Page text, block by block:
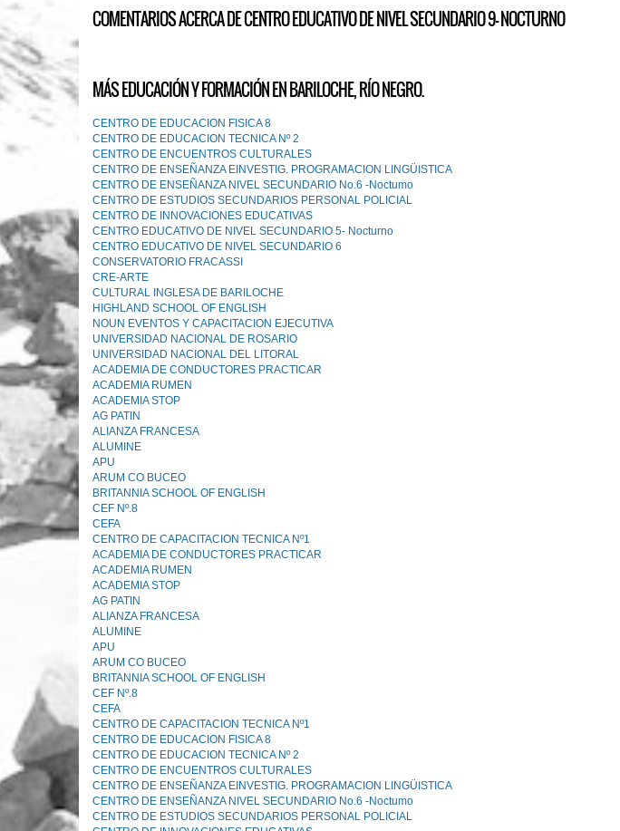
COMENTARIOS ACERCA DE CENTRO EDUCATIVO DE NIVEL SECUNDARIO 9- NOCTURNO
MÁS EDUCACIÓN Y FORMACIÓN EN BARILOCHE, RÍO NEGRO.
CENTRO DE EDUCACION FISICA 8
CENTRO DE EDUCACION TECNICA Nº 2
CENTRO DE ENCUENTROS CULTURALES
CENTRO DE ENSEÑANZA EINVESTIG. PROGRAMACION LINGÜISTICA
CENTRO DE ENSEÑANZA NIVEL SECUNDARIO No.6 -Noctumo
CENTRO DE ESTUDIOS SECUNDARIOS PERSONAL POLICIAL
CENTRO DE INNOVACIONES EDUCATIVAS
CENTRO EDUCATIVO DE NIVEL SECUNDARIO 5- Nocturno
CENTRO EDUCATIVO DE NIVEL SECUNDARIO 6
CONSERVATORIO FRACASSI
CRE-ARTE
CULTURAL INGLESA DE BARILOCHE
HIGHLAND SCHOOL OF ENGLISH
NOUN EVENTOS Y CAPACITACION EJECUTIVA
UNIVERSIDAD NACIONAL DE ROSARIO
UNIVERSIDAD NACIONAL DEL LITORAL
ACADEMIA DE CONDUCTORES PRACTICAR
ACADEMIA RUMEN
ACADEMIA STOP
AG PATIN
ALIANZA FRANCESA
ALUMINE
APU
ARUM CO BUCEO
BRITANNIA SCHOOL OF ENGLISH
CEF Nº.8
CEFA
CENTRO DE CAPACITACION TECNICA Nº1
ACADEMIA DE CONDUCTORES PRACTICAR
ACADEMIA RUMEN
ACADEMIA STOP
AG PATIN
ALIANZA FRANCESA
ALUMINE
APU
ARUM CO BUCEO
BRITANNIA SCHOOL OF ENGLISH
CEF Nº.8
CEFA
CENTRO DE CAPACITACION TECNICA Nº1
CENTRO DE EDUCACION FISICA 8
CENTRO DE EDUCACION TECNICA Nº 2
CENTRO DE ENCUENTROS CULTURALES
CENTRO DE ENSEÑANZA EINVESTIG. PROGRAMACION LINGÜISTICA
CENTRO DE ENSEÑANZA NIVEL SECUNDARIO No.6 -Noctumo
CENTRO DE ESTUDIOS SECUNDARIOS PERSONAL POLICIAL